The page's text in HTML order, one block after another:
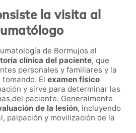
la visita al
de Bormujos el
clínica del paciente, que
personales y familiares y la
El examen físico
y sirve para determinar las
del paciente. Generalmente
de la lesión, incluyendo
palpación y movilización de la